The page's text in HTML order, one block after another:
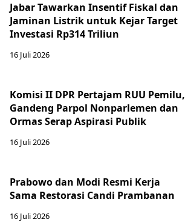
Jabar Tawarkan Insentif Fiskal dan
Jaminan Listrik untuk Kejar Target
Investasi Rp314 Triliun
16 Juli 2026
Komisi II DPR Pertajam RUU Pemilu,
Gandeng Parpol Nonparlemen dan
Ormas Serap Aspirasi Publik
16 Juli 2026
Prabowo dan Modi Resmi Kerja
Sama Restorasi Candi Prambanan
16 Juli 2026